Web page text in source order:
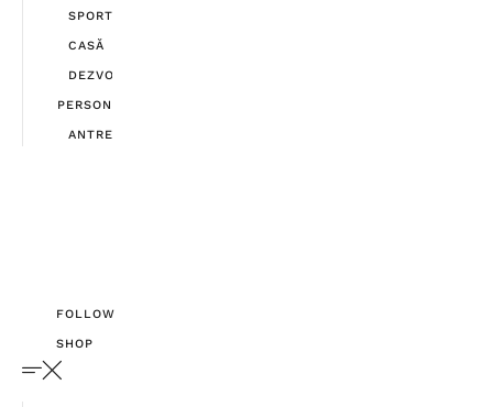
SPORT
CASĂ
DEZVOLTARE
PERSONALĂ
ANTREPRENORIAT
FOLLOW
SHOP